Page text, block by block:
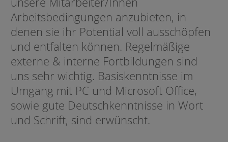
Arbeitsbedingungen anzubieten, in
denen sie ihr Potential voll ausschöpfen
und entfalten können. Regelmäßige
externe & interne Fortbildungen sind
uns sehr wichtig. Basiskenntnisse im
Umgang mit PC und Microsoft Office,
sowie gute Deutschkenntnisse in Wort
und Schrift, sind erwünscht.